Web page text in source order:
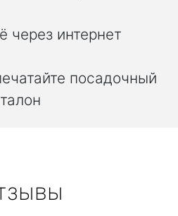
через интернет
посадочный
талон